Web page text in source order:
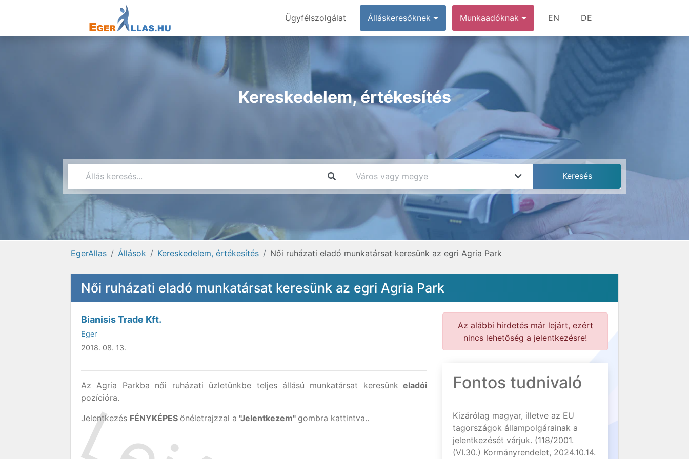
Ügyfélszolgálat Álláskeresőknek Munkaadóknak EN DE
Kereskedelem, értékesítés
EgerAllas Állások Kereskedelem, értékesítés Női ruházati eladó munkatársat keresünk az egri Agria Park
Női ruházati eladó munkatársat keresünk az egri Agria Park
Bianisis Trade Kft.
Eger
2018. 08. 13.
Az Agria Parkba női ruházati üzletünkbe teljes állású munkatársat keresünk eladói
pozícióra.
Jelentkezés FÉNYKÉPES önéletrajzzal a "Jelentkezem" gombra kattintva..
Az alábbi hirdetés már lejárt, ezért
nincs lehetőség a jelentkezésre!
Fontos tudnivaló
Kizárólag magyar, illetve az EU
tagországok állampolgárainak a
jelentkezését várjuk. (118/2001.
(VI.30.) Kormányrendelet, 2024.10.14.